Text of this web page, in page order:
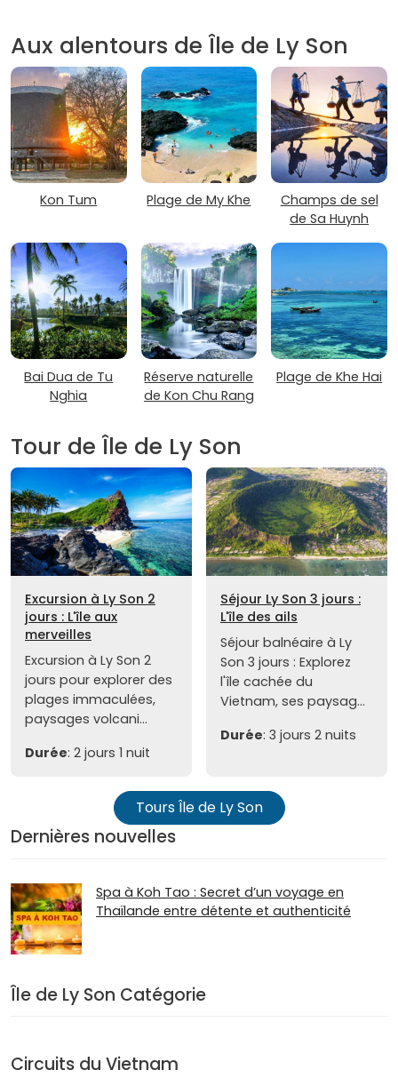
Aux alentours de Île de Ly Son
Kon Tum Plage de My Khe
Champs de sel
de Sa Huynh
Bai Dua de Tu
Nghia
Réserve naturelle
de Kon Chu Rang
Plage de Khe Hai
Tour de Île de Ly Son
Excursion à Ly Son 2
jours : L'île aux
merveilles
Excursion à Ly Son 2
jours pour explorer des
plages immaculées,
paysages volcani...
Durée: 2 jours 1 nuit
Séjour Ly Son 3 jours :
L'île des ails
Séjour balnéaire à Ly
Son 3 jours : Explorez
l'île cachée du
Vietnam, ses paysag...
Durée: 3 jours 2 nuits
Tours Île de Ly Son
Dernières nouvelles
Spa à Koh Tao : Secret d’un voyage en
Thaïlande entre détente et authenticité
Île de Ly Son Catégorie
Circuits du Vietnam